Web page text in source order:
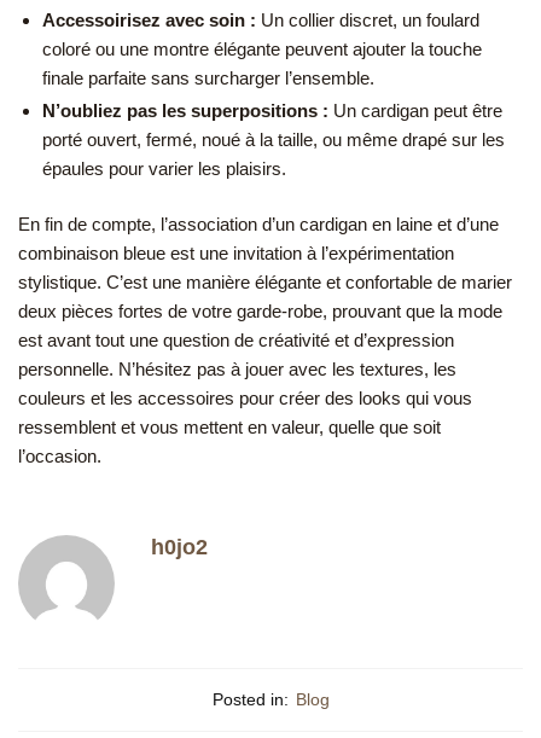
Accessoirisez avec soin : Un collier discret, un foulard
coloré ou une montre élégante peuvent ajouter la touche
finale parfaite sans surcharger l’ensemble.
N’oubliez pas les superpositions : Un cardigan peut être
porté ouvert, fermé, noué à la taille, ou même drapé sur les
épaules pour varier les plaisirs.
En fin de compte, l’association d’un cardigan en laine et d’une
combinaison bleue est une invitation à l’expérimentation
stylistique. C’est une manière élégante et confortable de marier
deux pièces fortes de votre garde-robe, prouvant que la mode
est avant tout une question de créativité et d’expression
personnelle. N’hésitez pas à jouer avec les textures, les
couleurs et les accessoires pour créer des looks qui vous
ressemblent et vous mettent en valeur, quelle que soit
l’occasion.
h0jo2
Posted in: Blog